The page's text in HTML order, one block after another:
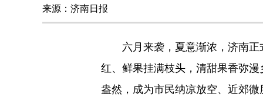
来源：济南日报
六月来袭，夏意渐浓，济南正
红、鲜果挂满枝头，清甜果香弥
盎然，成为市民纳凉放空、近郊